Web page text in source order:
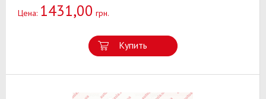
Цена: 1431,00 грн.
Купить